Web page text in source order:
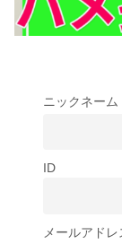
ニックネーム
ID
メールアドレ